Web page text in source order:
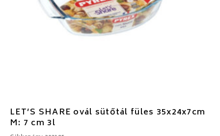
LET’S SHARE ovál sütőtál füles 35x24x7cm
M: 7 cm 3l